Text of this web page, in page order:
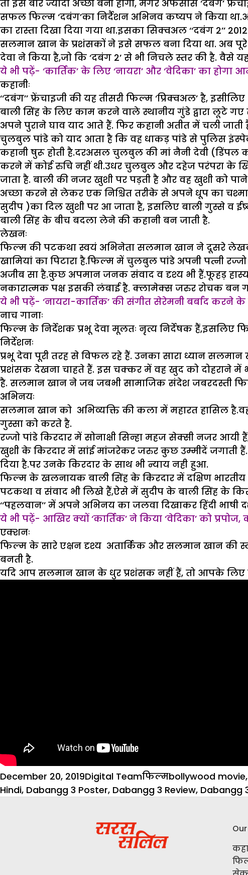
तो इस बार ज्यादा अच्छी बनी होगी, मगर अफसोस ‘दबंग’
सफल फिल्म ‘दबंग’का निर्दैशन अभिनव कष्यप ने किया
का रास्ता दिखा दिया गया था.इसका सिक्वअल ‘‘दबंग
सलमान खान के प्रशंसकों ने इसे सफल बना दिया था. अब पूरे
देवा ने किया है,जो कि ‘दबंग 2’ से भी निचले स्तर की है. वैसे
ये भी पढ़ें- ‘कार्तिक’ के लिए ‘नायरा’ और ‘वेदिका’ का होगा
कहानीः
‘‘दबंग’’ फ्रेंचाइजी की यह तीसरी फिल्म ‘प्रिक्वअल’ है,
बाली सिंह के लिए काम करने वाले स्थानीय गुंडे द्वारा लूटे
अपने पुराने घाव याद आते हैं. फिर कहानी अतीत में चली जाती
चुलबुल पांडे को याद आता है कि वह धाकड़ पांडे से पुलिस
कहानी षुरू होती है.दरअसल चुलबुल की मां नैनी देवी
करने में कोई रुचि नहीं थी.उधर चुलबुल और दहेज परंपरा के
जाता है. बाली की नजर खुशी पर पड़ती है और वह खुशी को
अच्छा करने से लेकर एक निश्चित तरीके से अपने धूप का
सुदीप )का दिल खुशी पर आ जाता है, इसलिए बाली गुस्से व
बाली सिंह के बीच बदला लेने की कहानी बन जाती है.
लेखनः
फिल्म की पटकथा स्वयं अभिनेता सलमान खान ने दूसरे
खामियां का पिटारा है.फिल्म में चुलबुल पांडे अपनी पत्नी
अजीब सा है.कुछ अपमान जनक संवाद व दृश्य भी हैं.फूहड़
नकारात्मक पक्ष इसकी लंबाई है. क्लामेक्स जरुर रोचक बन
ये भी पढ़ें- ‘नायरा-कार्तिक’ की संगीत सेरेमनी बर्बाद करने
नाच गानाः
फिल्म के निर्देशक प्रभू देवा मूलतः नृत्य निर्देषक
निर्देशनः
प्रभू देवा पूरी तरह से विफल रहे हैं. उनका सारा ध्यान
प्रशंसक देखना चाहते हैं. इस चक्कर में वह खुद को दोहराने में
है. सलमान खान ने जब जबभी सामाजिक संदेश जबरदस्ती
अभिनयः
सलमान खान को अभिव्यक्ति की कला में महारत हासिल
गुस्सा को करते है.
रज्जो पांडे किरदार में सोनाक्षी सिन्हा महज सेक्सी नजर
खुशी के किरदार में सांई मांजरेकर जरुर कुछ उम्मीदें जगाती
दिया है.पर उनके किरदार के साथ भी न्याय नही हुआ.
फिल्म के खलनायक बाली सिंह के किरदार में दक्षिण
पटकथा व संवाद भी लिखे हैं,ऐसे में सुदीप के बाली सिंह के
‘‘पहलवान’’ में अपने अभिनय का जलवा दिखाकर हिंदी भाषी
ये भी पढ़ें- आखिर क्यों ‘कार्तिक’ ने किया ‘वेदिका’ को प्रपोज,
एक्शनः
फिल्म के सारे एक्षन दृश्य अतार्किक और सलमान खान की
बनती है.
यदि आप सलमान खान के धुर प्रशंसक नहीं हैं, तो आपके
Posted
on
December 20, 2019Author
Digital TeamCategories
फिल्मTags
bollywood movie,
Hindi, Dabangg 3 Poster, Dabangg 3 Review, Dabangg